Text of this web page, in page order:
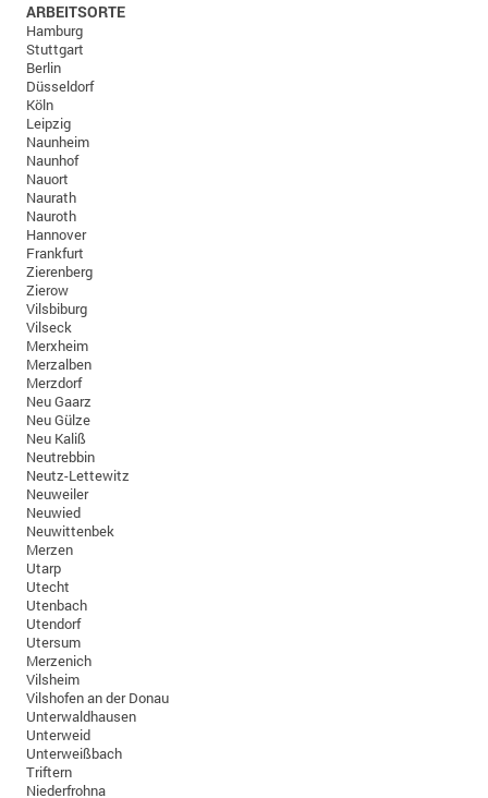
ARBEITSORTE
Hamburg
Stuttgart
Berlin
Düsseldorf
Köln
Leipzig
Naunheim
Naunhof
Nauort
Naurath
Nauroth
Hannover
Frankfurt
Zierenberg
Zierow
Vilsbiburg
Vilseck
Merxheim
Merzalben
Merzdorf
Neu Gaarz
Neu Gülze
Neu Kaliß
Neutrebbin
Neutz-Lettewitz
Neuweiler
Neuwied
Neuwittenbek
Merzen
Utarp
Utecht
Utenbach
Utendorf
Utersum
Merzenich
Vilsheim
Vilshofen an der Donau
Unterwaldhausen
Unterweid
Unterweißbach
Triftern
Niederfrohna